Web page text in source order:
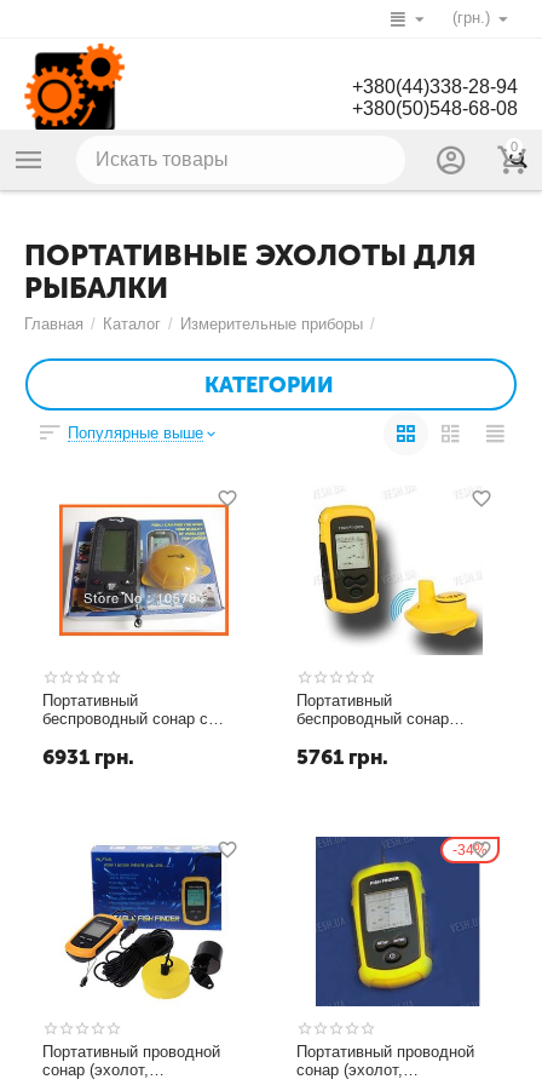
(грн.)
+380(44)338-28-94
+380(50)548-68-08
0
ПОРТАТИВНЫЕ ЭХОЛОТЫ ДЛЯ
РЫБАЛКИ
Главная / Каталог / Измерительные приборы /
КАТЕГОРИИ
Популярные выше
Портативный
беспроводный сонар с
(эхолот, рыболокатор) для
поиска рыбы (модель
6931 грн.
Портативный
беспроводный сонар
поиска рыбы (модель FF-
100 wireless)
5761 грн.
Портативный проводной
сонар (эхолот,
34%
Портативный проводной
сонар (эхолот,